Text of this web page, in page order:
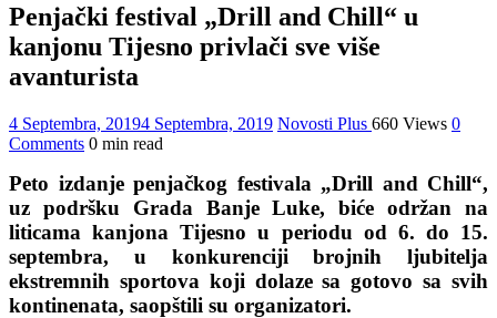
Penjački festival „Drill and Chill“ u
kanjonu Tijesno privlači sve više
avanturista
4 Septembra, 20194 Septembra, 2019 Novosti Plus 660 Views 0
Comments 0 min read
Peto izdanje penjačkog festivala „Drill and Chill“,
uz podršku Grada Banje Luke, biće održan na
liticama kanjona Tijesno u periodu od 6. do 15.
septembra, u konkurenciji brojnih ljubitelja
ekstremnih sportova koji dolaze sa gotovo sa svih
kontinenata, saopštili su organizatori.